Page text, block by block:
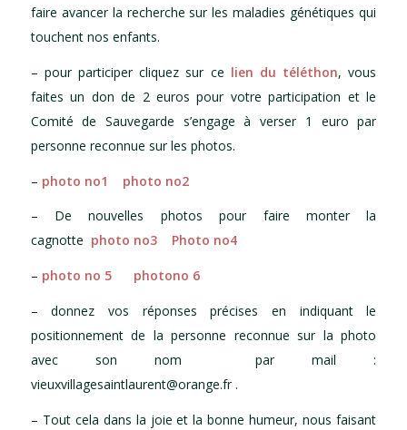
faire avancer la recherche sur les maladies génétiques qui
touchent nos enfants.
– pour participer cliquez sur ce lien du téléthon, vous
faites un don de 2 euros pour votre participation et le
Comité de Sauvegarde s’engage à verser 1 euro par
personne reconnue sur les photos.
– photo no1 photo no2
– De nouvelles photos pour faire monter la
cagnotte photo no3 Photo no4
– photo no 5 photono 6
– donnez vos réponses précises en indiquant le
positionnement de la personne reconnue sur la photo
avec son nom par mail :
vieuxvillagesaintlaurent@orange.fr .
– Tout cela dans la joie et la bonne humeur, nous faisant